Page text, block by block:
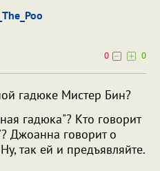
0
0
гадюке Мистер Бин?
гадюка"? Кто говорит
Джоанна говорит о
так ей и предъявляйте.